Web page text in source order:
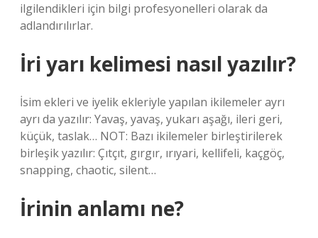
ilgilendikleri için bilgi profesyonelleri olarak da
adlandırılırlar.
İri yarı kelimesi nasıl yazılır?
İsim ekleri ve iyelik ekleriyle yapılan ikilemeler ayrı
ayrı da yazılır: Yavaş, yavaş, yukarı aşağı, ileri geri,
küçük, taslak… NOT: Bazı ikilemeler birleştirilerek
birleşik yazılır: Çıtçıt, gırgır, ırıyari, kellifeli, kaçgöç,
snapping, chaotic, silent…
İrinin anlamı ne?